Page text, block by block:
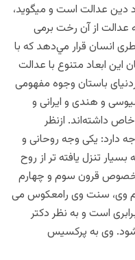
دین عدالت است و میگوید،
عدالت از آن رخت برمی
انسان قرار مي‌دهد كه با
ابعاد متنوع با عدالت
باستان وجوه مفهومی
و هندی و ايرانی و
داشته‌اند. ازنظر
دارد: يكی وجه روحانی و
تنزل يافته تر از روح
خصوص قرون سوم و چهارم
وی، سنت وی رامعكو‌س می
است و به نظر دكتر
وی به پرکسیس